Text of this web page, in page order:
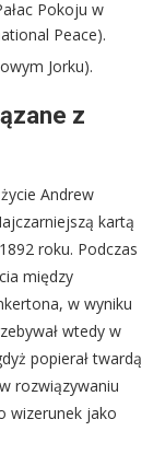
Pokoju w
Peace).
Jorku).
z
Andrew
kartą
roku. Podczas
między
w wyniku
wtedy w
popierał twardą
rozwiązywaniu
wizerunek jako